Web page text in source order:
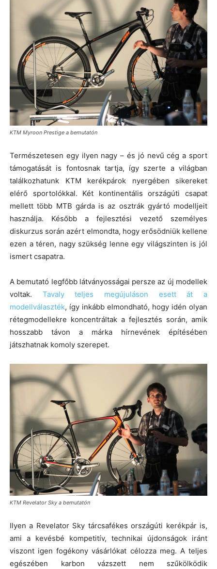
KTM Myroon Prestige a bemutatón
Természetesen egy ilyen nagy – és jó nevű cég a sport
támogatását is fontosnak tartja, így szerte a világban
találkozhatunk KTM kerékpárok nyergében sikereket
elérő sportolókkal. Két kontinentális országúti csapat
mellett több MTB gárda is az osztrák gyártó modelljeit
használja. Később a fejlesztési vezető személyes
diskurzus során azért elmondta, hogy erősödniük kellene
ezen a téren, nagy szükség lenne egy világszinten is jól
ismert csapatra.
A bemutató legfőbb látványosságai persze az új modellek
voltak. Tavaly teljes megújuláson esett át a
modellválaszték, így inkább elmondható, hogy idén olyan
rétegmodellekre koncentráltak a fejlesztés során, amik
hosszabb távon a márka hírnevének építésében
játszhatnak komoly szerepet.
KTM Revelator Sky a bemutatón
Ilyen a Revelator Sky tárcsafékes országúti kerékpár is,
ami a kevésbé kompetitív, technikai újdonságok iránt
viszont igen fogékony vásárlókat célozza meg. A teljes
egészében karbon vázszett nem szűkölködik